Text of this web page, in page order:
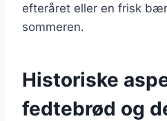
efteråret eller en frisk
sommeren.
Historiske
fedtebrød og